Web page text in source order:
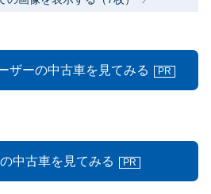
ザーの中古車を見てみる PR
中古車を見てみる PR